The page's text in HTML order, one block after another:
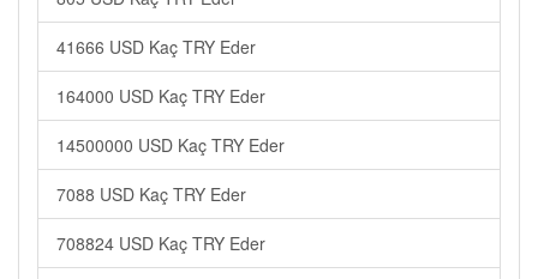
41666 USD Kaç TRY Eder
164000 USD Kaç TRY Eder
14500000 USD Kaç TRY Eder
7088 USD Kaç TRY Eder
708824 USD Kaç TRY Eder